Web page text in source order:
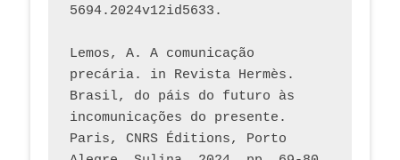
5694.2024v12id5633.
Lemos, A. A comunicação
precária. in Revista Hermès.
Brasil, do páis do futuro às
incomunicações do presente.
Paris, CNRS Éditions, Porto